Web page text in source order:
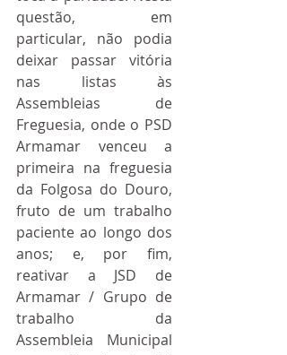
questão, em
particular, não podia
deixar passar vitória
nas listas às
Assembleias de
Freguesia, onde o PSD
Armamar venceu a
primeira na freguesia
da Folgosa do Douro,
fruto de um trabalho
paciente ao longo dos
anos; e, por fim,
reativar a JSD de
Armamar / Grupo de
trabalho da
Assembleia Municipal